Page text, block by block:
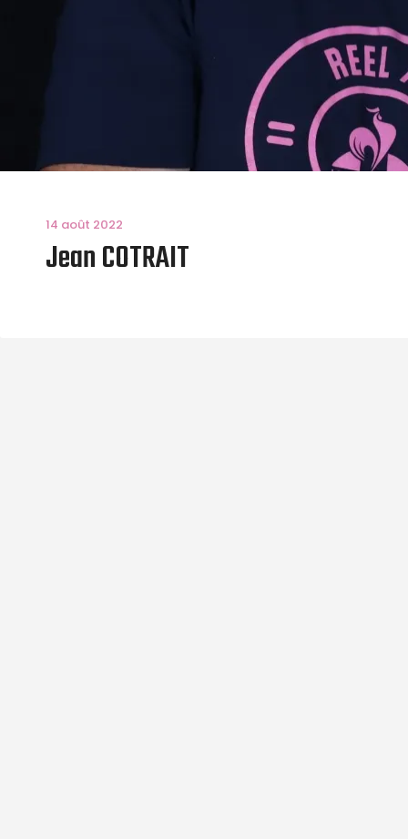
14 août 2022
Jean COTRAIT